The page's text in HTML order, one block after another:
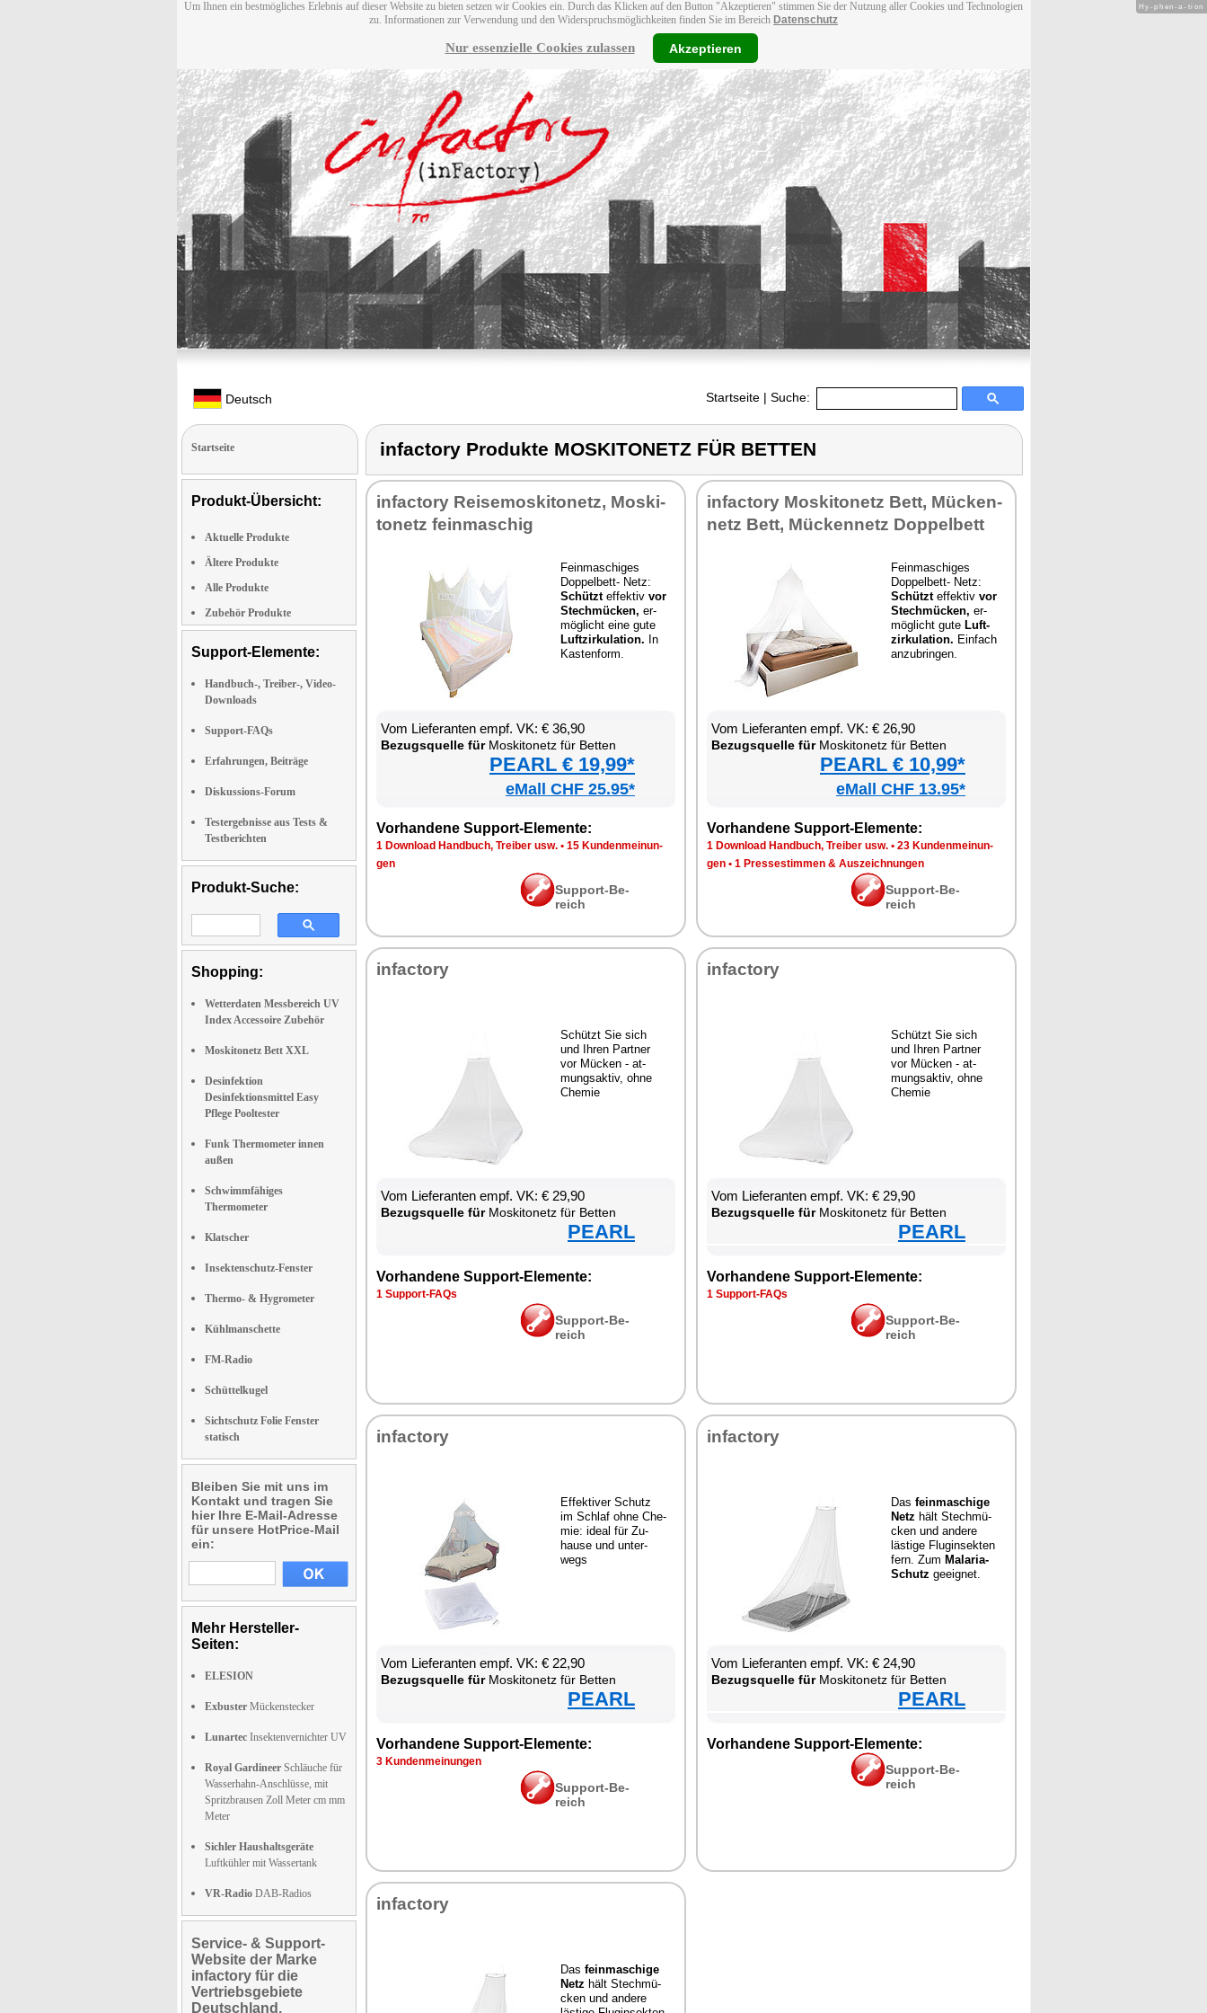
Um Ihnen ein bestmögliches Erlebnis auf dieser Website zu bieten setzen wir Cookies ein. Durch das Klicken auf den Button "Akzeptieren" stimmen Sie der Nutzung aller Cookies und Technologien
zu. Informationen zur Verwendung und den Widerspruchsmöglichkeiten finden Sie im Bereich Datenschutz
Nur essenzielle Cookies zulassen Akzeptieren
Deutsch Startseite | Suche:
Startseite
Produkt-Übersicht:
Aktuelle Produkte
Ältere Produkte
Alle Produkte
Zubehör Produkte
Support-Elemente:
Handbuch-, Treiber-, Video-
Downloads
Support-FAQs
Erfahrungen, Beiträge
Diskussions-Forum
Testergebnisse aus Tests &
Testberichten
Produkt-Suche:
Shopping:
Wetterdaten Messbereich UV
Index Accessoire Zubehör
Moskitonetz Bett XXL
Desinfektion
Desinfektionsmittel Easy
Pflege Pooltester
Funk Thermometer innen
außen
Schwimmfähiges
Thermometer
Klatscher
Insektenschutz-Fenster
Thermo- & Hygrometer
Kühlmanschette
FM-Radio
Schüttelkugel
Sichtschutz Folie Fenster
statisch
Bleiben Sie mit uns im
Kontakt und tragen Sie
hier Ihre E-Mail-Adresse
für unsere HotPrice-Mail
ein:
Mehr Hersteller-
Seiten:
ELESION
Exbuster Mückenstecker
Lunartec Insektenvernichter UV
Royal Gardineer Schläuche für
Wasserhahn-Anschlüsse, mit
Spritzbrausen Zoll Meter cm mm
Meter
Sichler Haushaltsgeräte
Luftkühler mit Wassertank
VR-Radio DAB-Radios
Service- & Support-
Website der Marke
infactory für die
Vertriebsgebiete
Deutschland,
infactory Produkte MOSKITONETZ FÜR BETTEN
in­fac­to­ry Rei­se­mos­ki­to­netz, Mos­ki­
to­netz fein­ma­schig
Fein­ma­schi­ges
Dop­pel­bett- Netz:
Schütztef­fek­tiv vor
Stech­mü­cken, er­
mög­licht ei­ne gu­te
Luft­zir­ku­la­ti­on. In
Kas­ten­form.
Vom Lie­fe­ran­ten empf. VK: € 36,90
Be­zugs­quel­le fürMos­ki­to­netz für Bet­ten
PEARL € 19,99*
eMall CHF 25.95*
Vor­han­de­ne Sup­port-Ele­men­te:
1 Down­load Hand­buch, Trei­ber usw. • 15 Kun­den­mei­nun­
gen
Sup­port-Be­
reich
in­fac­to­ry Mos­ki­to­netz Bett, Mü­cken­
netz Bett, Mü­cken­netz Dop­pel­bett
Fein­ma­schi­ges
Dop­pel­bett- Netz:
Schütztef­fek­tiv vor
Stech­mü­cken, er­
mög­licht gu­te Luft­
zir­ku­la­ti­on. Ein­fach
an­zu­brin­gen.
Vom Lie­fe­ran­ten empf. VK: € 26,90
Be­zugs­quel­le fürMos­ki­to­netz für Bet­ten
PEARL € 10,99*
eMall CHF 13.95*
Vor­han­de­ne Sup­port-Ele­men­te:
1 Down­load Hand­buch, Trei­ber usw. • 23 Kun­den­mei­nun­
gen • 1 Pres­se­stim­men & Aus­zeich­nun­gen
Sup­port-Be­
reich
in­fac­to­ry
Schützt Sie sich
und Ih­ren Part­ner
vor Mü­cken - at­
mungs­ak­tiv, oh­ne
Che­mie
Vom Lie­fe­ran­ten empf. VK: € 29,90
Be­zugs­quel­le fürMos­ki­to­netz für Bet­ten
PEARL
Vor­han­de­ne Sup­port-Ele­men­te:
1 Sup­port-FAQs
Sup­port-Be­
reich
in­fac­to­ry
Schützt Sie sich
und Ih­ren Part­ner
vor Mü­cken - at­
mungs­ak­tiv, oh­ne
Che­mie
Vom Lie­fe­ran­ten empf. VK: € 29,90
Be­zugs­quel­le fürMos­ki­to­netz für Bet­ten
PEARL
Vor­han­de­ne Sup­port-Ele­men­te:
1 Sup­port-FAQs
Sup­port-Be­
reich
in­fac­to­ry
Ef­fek­ti­ver Schutz
im Schlaf oh­ne Che­
mie: ide­al für Zu­
hau­se und un­ter­
wegs
Vom Lie­fe­ran­ten empf. VK: € 22,90
Be­zugs­quel­le fürMos­ki­to­netz für Bet­ten
PEARL
Vor­han­de­ne Sup­port-Ele­men­te:
3 Kun­den­mei­nun­gen
Sup­port-Be­
reich
in­fac­to­ry
Das fein­ma­schi­ge
Netz hält Stech­mü­
cken und an­de­re
läs­ti­ge Flug­in­sek­ten
fern. Zum Ma­la­ria-
Schutz ge­eig­net.
Vom Lie­fe­ran­ten empf. VK: € 24,90
Be­zugs­quel­le fürMos­ki­to­netz für Bet­ten
PEARL
Vor­han­de­ne Sup­port-Ele­men­te:
Sup­port-Be­
reich
in­fac­to­ry
Das fein­ma­schi­ge
Netz hält Stech­mü­
cken und an­de­re
Hy-phen-a-tion